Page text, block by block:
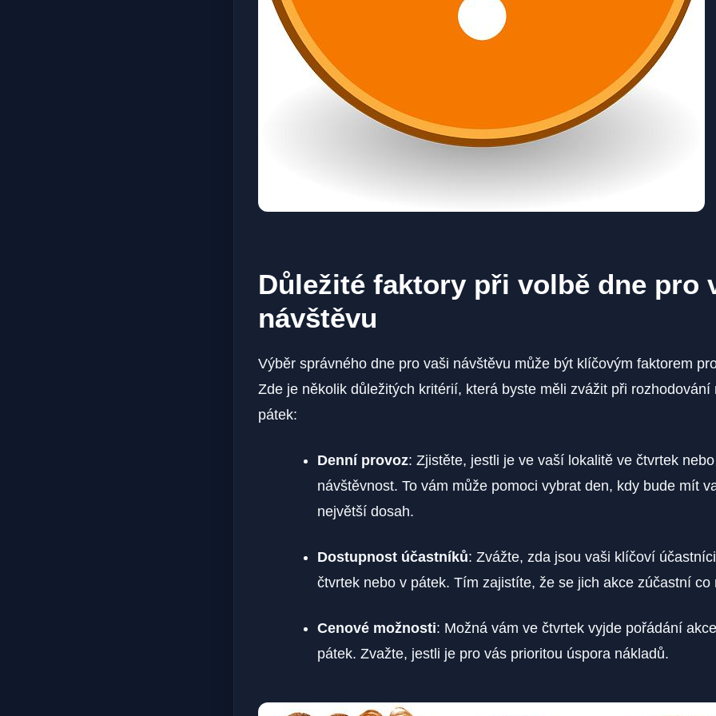
Důležité faktory při volbě dne pro
návštěvu
Výběr správného dne pro vaši návštěvu může být klíčovým faktorem
Zde je několik důležitých kritérií, která byste měli zvážit při rozhodování
pátek:
Denní provoz: Zjistěte, jestli je ve vaší lokalitě ve čtvrtek
návštěvnost. To vám může pomoci vybrat den, kdy bude mít
největší dosah.
Dostupnost účastníků: Zvážte, zda jsou vaši klíčoví
čtvrtek nebo v pátek. Tím zajistíte, že se jich akce zúčastní co
Cenové možnosti: Možná vám ve čtvrtek vyjde pořádání
pátek. Zvažte, jestli je pro vás prioritou úspora nákladů.